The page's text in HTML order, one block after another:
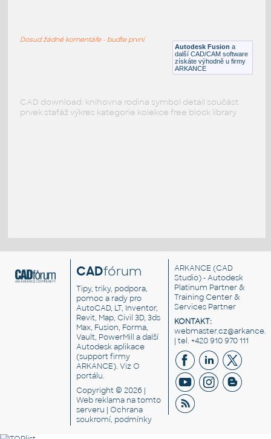
Autodesk Fusion a
další CAD/CAM software
získáte výhodně u firmy
ARKANCE
Dosud žádné komentáře - buďte první
CAD download: knihovna rodina symbol detail součást
prvek stafáž výkres kategorie kolekce free block library
CADfórum
Tipy, triky, podpora,
pomoc a rady pro
AutoCAD, LT, Inventor,
Revit, Map, Civil 3D, 3ds
Max, Fusion, Forma,
Vault, PowerMill a další
Autodesk aplikace
(support firmy
ARKANCE). VizO
portálu.
Copyright © 2026 |
Web reklama na tomto
serveru |Ochrana
soukromí, podmínky
ARKANCE (CAD
Studio) - Autodesk
Platinum Partner &
Training Center &
Services Partner
KONTAKT:
| tel. +420 910 970 111